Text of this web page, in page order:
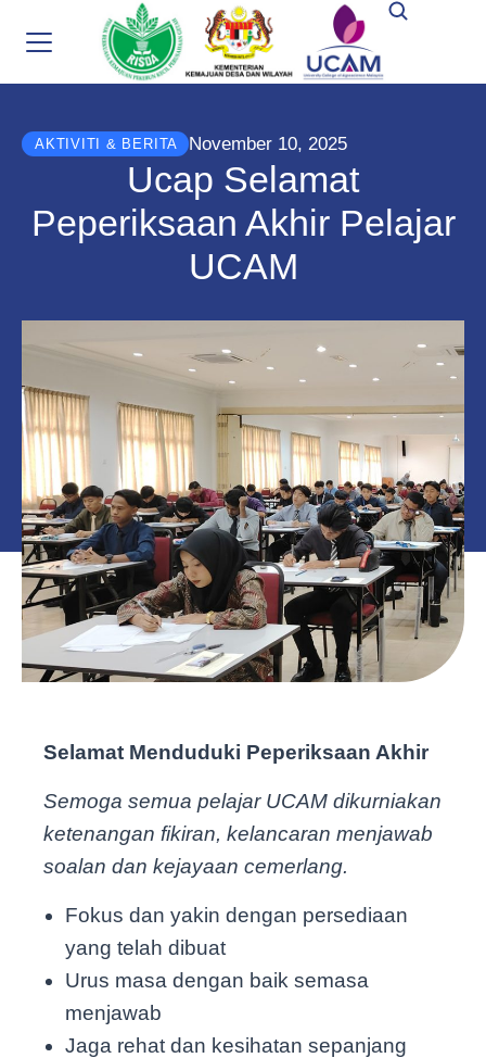
AKTIVITI & BERITA November 10, 2025
Ucap Selamat
Peperiksaan Akhir Pelajar
UCAM
Selamat Menduduki Peperiksaan Akhir
Semoga semua pelajar UCAM dikurniakan
ketenangan fikiran, kelancaran menjawab
soalan dan kejayaan cemerlang.
Fokus dan yakin dengan persediaan
yang telah dibuat
Urus masa dengan baik semasa
menjawab
Jaga rehat dan kesihatan sepanjang